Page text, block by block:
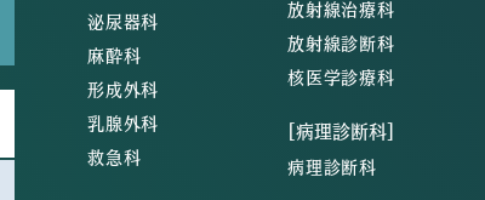
泌尿器科
麻酔科
形成外科
乳腺外科
救急科
放射線治療科
放射線診断科
核医学診療科
[病理診断科]
病理診断科